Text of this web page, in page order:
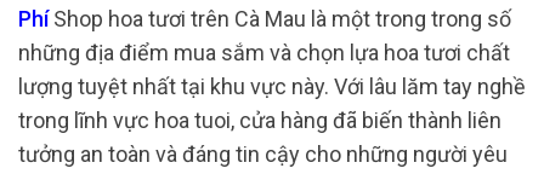
PhíShop hoa tươi trên Cà Mau là một trong trong số
những địa điểm mua sắm và chọn lựa hoa tươi chất
lượng tuyệt nhất tại khu vực này. Với lâu lăm tay nghề
trong lĩnh vực hoa tuoi, cửa hàng đã biến thành liên
tưởng an toàn và đáng tin cậy cho những người yêu